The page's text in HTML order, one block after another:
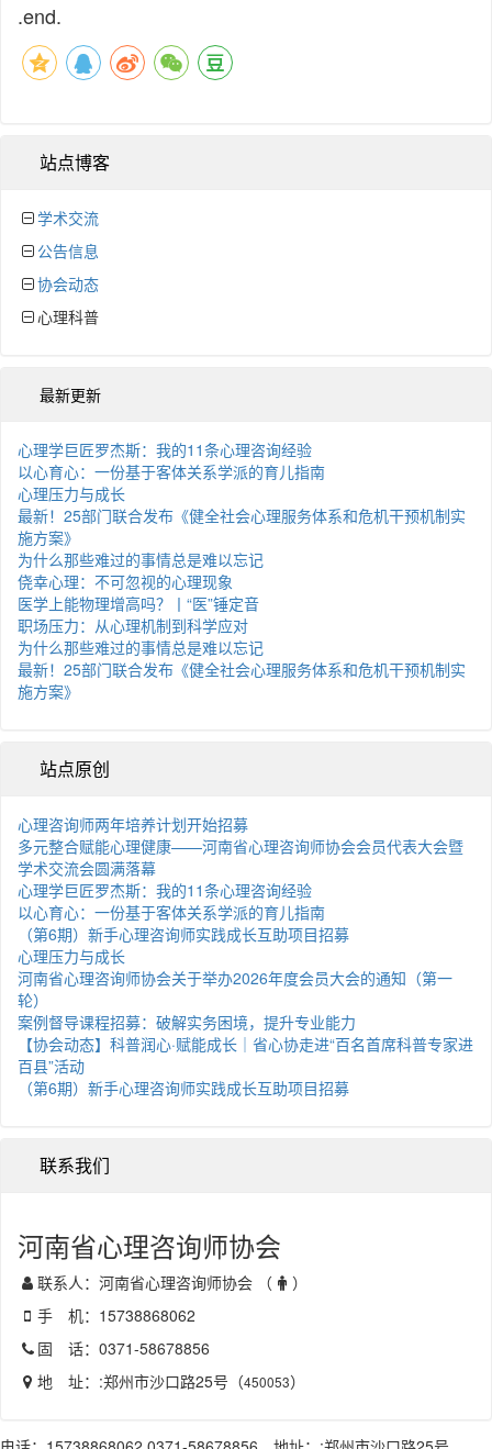
.end.
站点博客
学术交流
公告信息
协会动态
心理科普
最新更新
心理学巨匠罗杰斯：我的11条心理咨询经验
以心育心：一份基于客体关系学派的育儿指南
心理压力与成长
最新！25部门联合发布《健全社会心理服务体系和危机干预机制实
施方案》
为什么那些难过的事情总是难以忘记
侥幸心理：不可忽视的心理现象
医学上能物理增高吗？丨“医”锤定音
职场压力：从心理机制到科学应对
为什么那些难过的事情总是难以忘记
最新！25部门联合发布《健全社会心理服务体系和危机干预机制实
施方案》
站点原创
心理咨询师两年培养计划开始招募
多元整合赋能心理健康——河南省心理咨询师协会会员代表大会暨
学术交流会圆满落幕
心理学巨匠罗杰斯：我的11条心理咨询经验
以心育心：一份基于客体关系学派的育儿指南
（第6期）新手心理咨询师实践成长互助项目招募
心理压力与成长
河南省心理咨询师协会关于举办2026年度会员大会的通知（第一
轮）
案例督导课程招募：破解实务困境，提升专业能力
【协会动态】科普润心·赋能成长｜省心协走进“百名首席科普专家进
百县”活动
（第6期）新手心理咨询师实践成长互助项目招募
联系我们
河南省心理咨询师协会
联系人：河南省心理咨询师协会 （
）
手 机：15738868062
固 话：0371-58678856
地 址：:郑州市沙口路25号（450053）